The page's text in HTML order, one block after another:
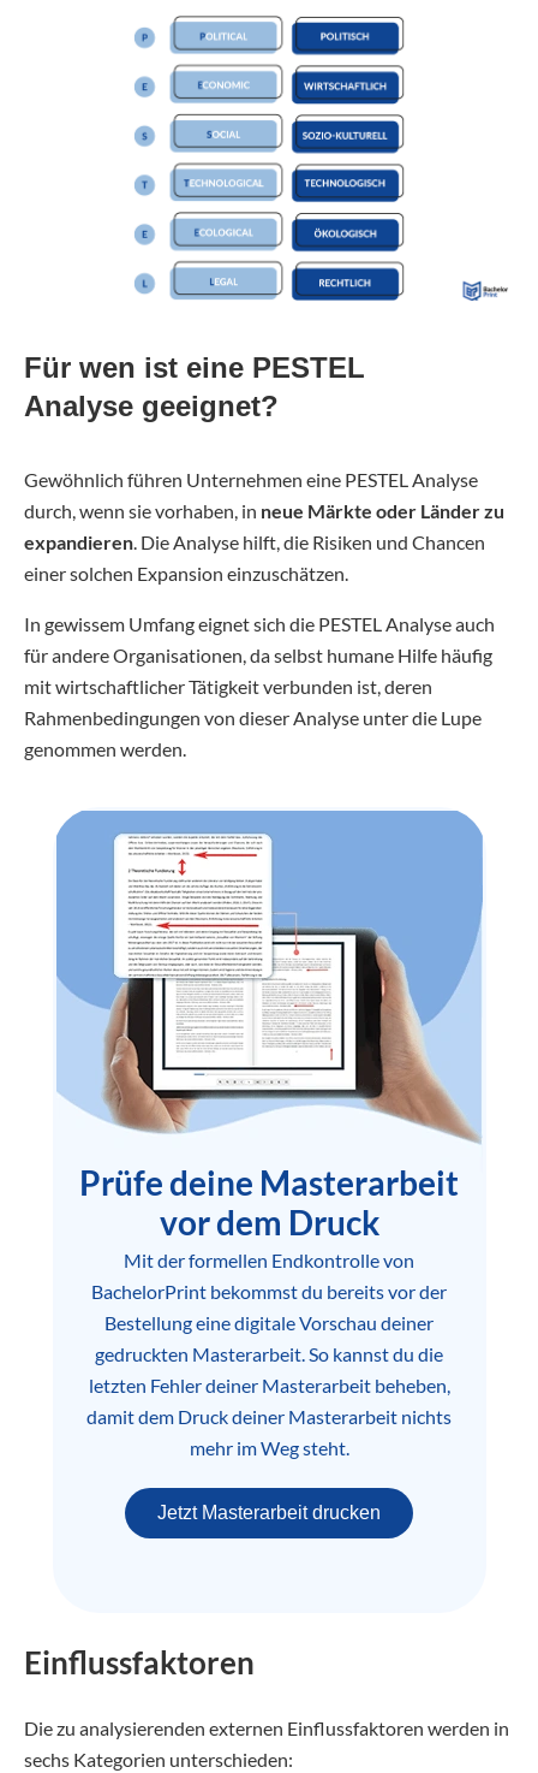
Für wen ist eine PESTEL
Analyse geeignet?
Gewöhnlich führen Unternehmen eine PESTEL Analyse
durch, wenn sie vorhaben, in neue Märkte oder Länder zu
expandieren. Die Analyse hilft, die Risiken und Chancen
einer solchen Expansion einzuschätzen.
In gewissem Umfang eignet sich die PESTEL Analyse auch
für andere Organisationen, da selbst humane Hilfe häufig
mit wirtschaftlicher Tätigkeit verbunden ist, deren
Rahmenbedingungen von dieser Analyse unter die Lupe
genommen werden.
Prüfe deine Masterarbeit
vor dem Druck
Mit der formellen Endkontrolle von
BachelorPrint bekommst du bereits vor der
Bestellung eine digitale Vorschau deiner
gedruckten Masterarbeit. So kannst du die
letzten Fehler deiner Masterarbeit beheben,
damit dem Druck deiner Masterarbeit nichts
mehr im Weg steht.
Jetzt Masterarbeit drucken
Einflussfaktoren
Die zu analysierenden externen Einflussfaktoren werden in
sechs Kategorien unterschieden: